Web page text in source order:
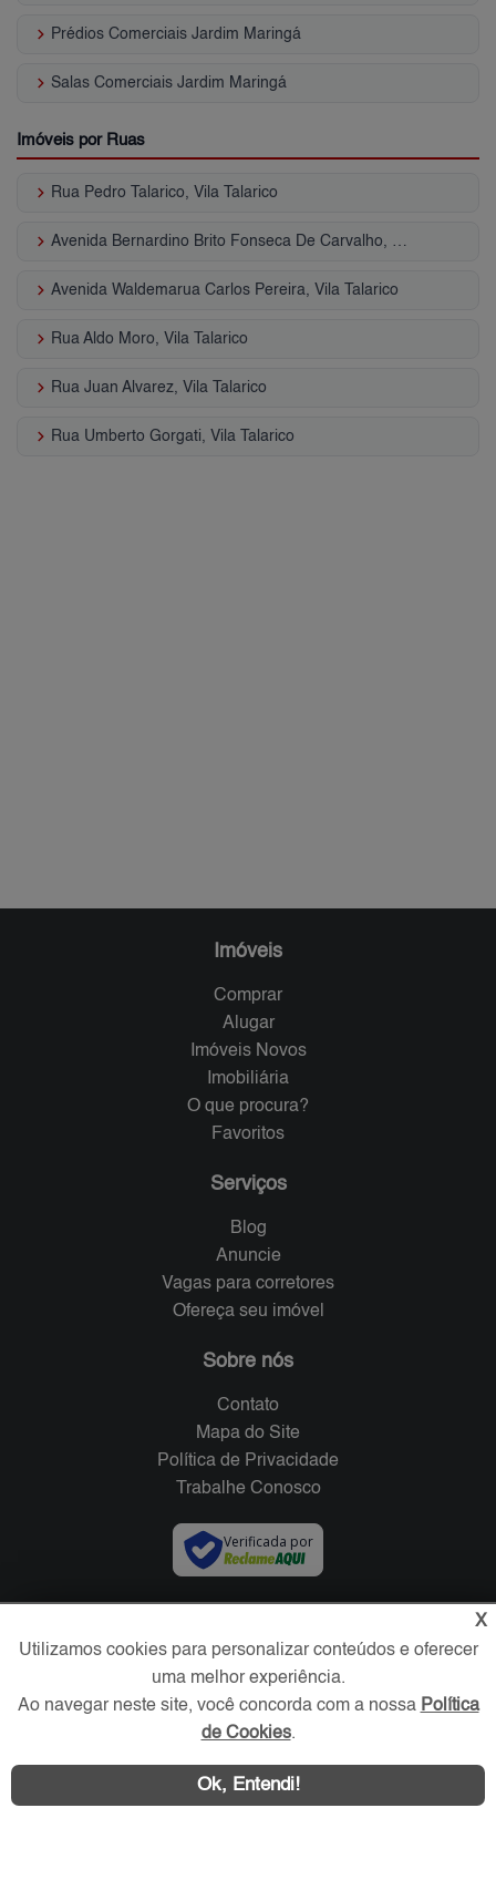
keyboard_arrow_right Prédios Comerciais Jardim Maringá
keyboard_arrow_right Salas Comerciais Jardim Maringá
Imóveis por Ruas
keyboard_arrow_right Rua Pedro Talarico, Vila Talarico
keyboard_arrow_right Avenida Bernardino Brito Fonseca De Carvalho, Vila Talarico
keyboard_arrow_right Avenida Waldemarua Carlos Pereira, Vila Talarico
keyboard_arrow_right Rua Aldo Moro, Vila Talarico
keyboard_arrow_right Rua Juan Alvarez, Vila Talarico
keyboard_arrow_right Rua Umberto Gorgati, Vila Talarico
Imóveis
Comprar
Alugar
Imóveis Novos
Imobiliária
O que procura?
Favoritos
Serviços
Blog
Anuncie
Vagas para corretores
Ofereça seu imóvel
Sobre nós
Contato
Mapa do Site
Política de Privacidade
Trabalhe Conosco
Verificada por
X
Utilizamos cookies para personalizar conteúdos e oferecer
uma melhor experiência.
Ao navegar neste site, você concorda com a nossa Política
de Cookies.
Ok, Entendi!